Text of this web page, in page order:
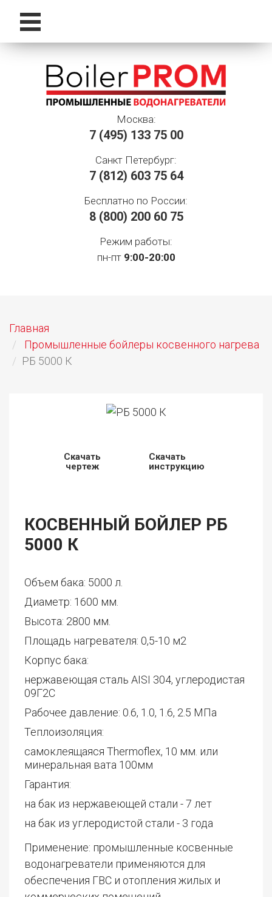
Москва:
7 (495) 133 75 00
Санкт Петербург:
7 (812) 603 75 64
Бесплатно по России:
8 (800) 200 60 75
Режим работы:
пн-пт 9:00-20:00
Главная
Промышленные бойлеры косвенного нагрева
РБ 5000 К
Скачать
чертеж
Скачать
инструкцию
КОСВЕННЫЙ БОЙЛЕР РБ
5000 К
Объем бака: 5000 л.
Диаметр: 1600 мм.
Высота: 2800 мм.
Площадь нагревателя: 0,5-10 м2
Корпус бака:
нержавеющая сталь AISI 304, углеродистая
09Г2С
Рабочее давление: 0.6, 1.0, 1.6, 2.5 МПа
Теплоизоляция:
самоклеящаяся Thermoflex, 10 мм. или
минеральная вата 100мм
Гарантия:
на бак из нержавеющей стали - 7 лет
на бак из углеродистой стали - 3 года
Применение: промышленные косвенные
водонагреватели применяются для
обеспечения ГВС и отопления жилых и